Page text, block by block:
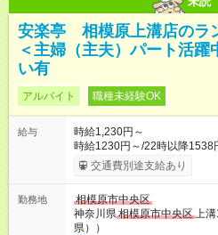
安楽亭 相模原上溝店のラ
＜主婦（主夫）パート活
い有
アルバイト 職種未経験OK
給与
時給1,230円～
時給1230円～/22時以降1538円 ＜土日祝時給+50円＞ ※高
時給1230円 【試用期間】試用期間あり 試用期間の長さ：12ヶ
月 雇用形態、給与は本採用
交通費別途支給あり
勤務地
相模原市中央区
神奈川県相模原市中央区上
県））